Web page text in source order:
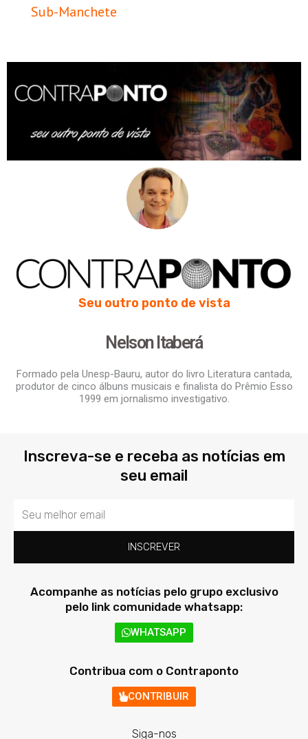
Sub-Manchete
Seu outro ponto de vista
Nelson Itaberá
Formado pela Unesp-Bauru, autor do livro Literatura cantada,
produtor de cinco álbuns musicais e finalista do Prêmio Esso
1999 em jornalismo investigativo.
Inscreva-se e receba as notícias em
seu email
Email
INSCREVER
Acompanhe as notícias pelo grupo exclusivo
pelo link comunidade whatsapp:
WHATSAPP
Contribua com o Contraponto
CONTRIBUIR
Siga-nos